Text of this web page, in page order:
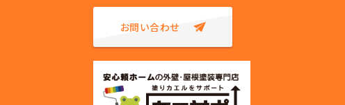
お問い合わせ